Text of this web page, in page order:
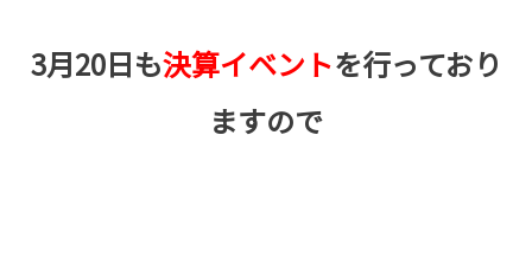
3月20日も決算イベントを行っており
ますので